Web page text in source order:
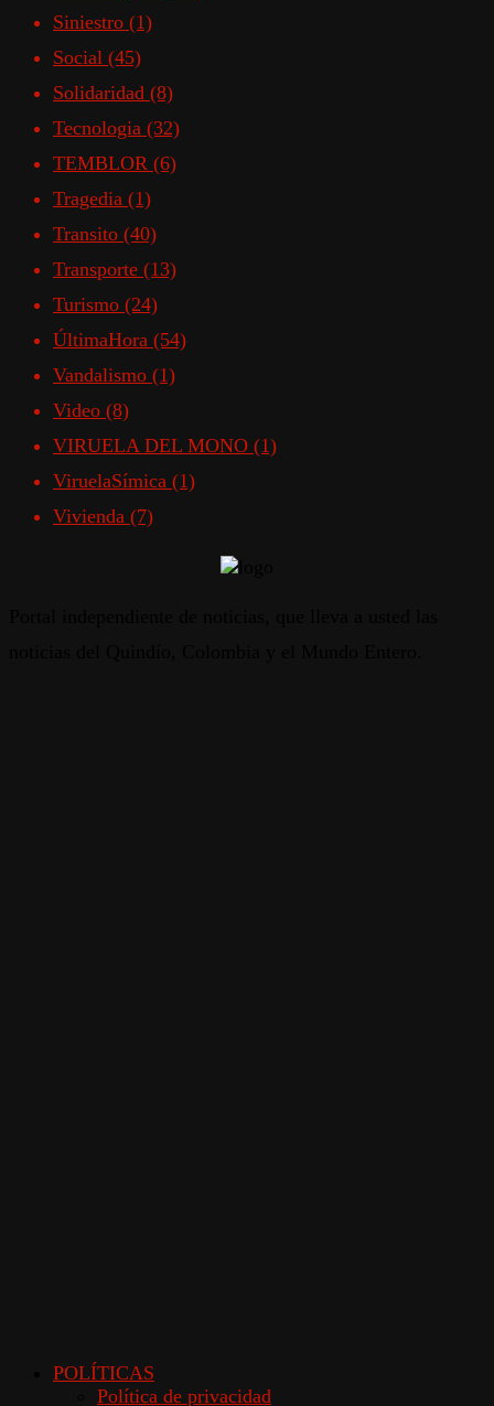
Siniestro (1)
Social (45)
Solidaridad (8)
Tecnologia (32)
TEMBLOR (6)
Tragedia (1)
Transito (40)
Transporte (13)
Turismo (24)
ÚltimaHora (54)
Vandalismo (1)
Video (8)
VIRUELA DEL MONO (1)
ViruelaSímica (1)
Vivienda (7)
POLÍTICAS
Política de privacidad